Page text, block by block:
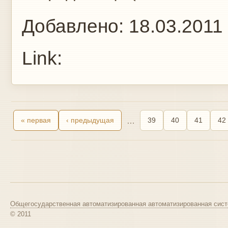
Добавлено: 18.03.2011
Link:
« первая ‹ предыдущая … 39 40 41 42
Общегосударственная автоматизированная автоматизированная
© 2011